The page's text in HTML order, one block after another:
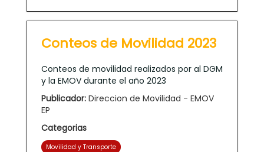
Conteos de Movilidad 2023
Conteos de movilidad realizados por al DGM
y la EMOV durante el año 2023
Publicador: Direccion de Movilidad - EMOV
EP
Categorias
Movilidad y Transporte